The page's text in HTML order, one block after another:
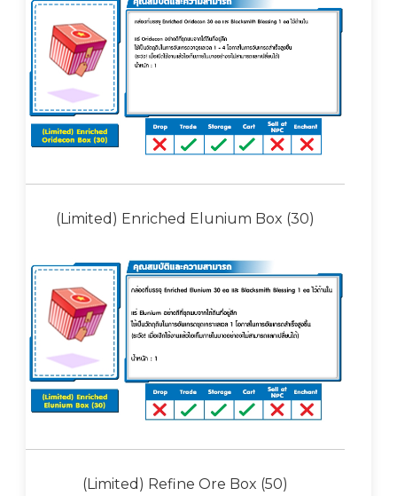
(Limited) Enriched Elunium Box (30)
(Limited) Refine Ore Box (50)